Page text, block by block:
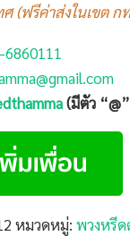
(ฟรีค่าส่งในเขต ก
6860111
(มีตัว
หมวดหมู่: พวงหรี